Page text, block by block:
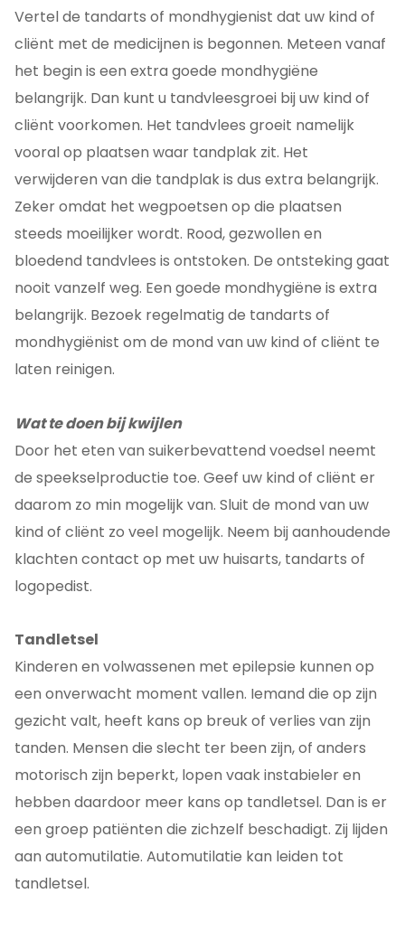
Vertel de tandarts of mondhygienist dat uw kind of
cliënt met de medicijnen is begonnen. Meteen vanaf
het begin is een extra goede mondhygiëne
belangrijk. Dan kunt u tandvleesgroei bij uw kind of
cliënt voorkomen. Het tandvlees groeit namelijk
vooral op plaatsen waar tandplak zit. Het
verwijderen van die tandplak is dus extra belangrijk.
Zeker omdat het wegpoetsen op die plaatsen
steeds moeilijker wordt. Rood, gezwollen en
bloedend tandvlees is ontstoken. De ontsteking gaat
nooit vanzelf weg. Een goede mondhygiëne is extra
belangrijk. Bezoek regelmatig de tandarts of
mondhygiënist om de mond van uw kind of cliënt te
laten reinigen.
Wat te doen bij kwijlen
Door het eten van suikerbevattend voedsel neemt
de speekselproductie toe. Geef uw kind of cliënt er
daarom zo min mogelijk van. Sluit de mond van uw
kind of cliënt zo veel mogelijk. Neem bij aanhoudende
klachten contact op met uw huisarts, tandarts of
logopedist.
Tandletsel
Kinderen en volwassenen met epilepsie kunnen op
een onverwacht moment vallen. Iemand die op zijn
gezicht valt, heeft kans op breuk of verlies van zijn
tanden. Mensen die slecht ter been zijn, of anders
motorisch zijn beperkt, lopen vaak instabieler en
hebben daardoor meer kans op tandletsel. Dan is er
een groep patiënten die zichzelf beschadigt. Zij lijden
aan automutilatie. Automutilatie kan leiden tot
tandletsel.